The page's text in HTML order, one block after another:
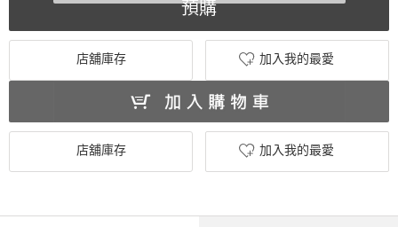
預購
店舖庫存 加入我的最愛
店舖庫存 加入我的最愛